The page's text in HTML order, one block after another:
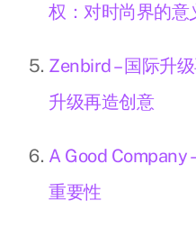
权：对时尚界的意
Zenbird – 国际升
升级再造创意
A Good Company
重要性